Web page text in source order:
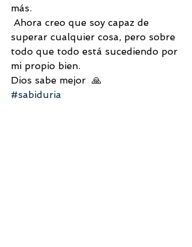
más.
superar cualquier cosa, pero sobre
todo que todo está sucediendo por
mi propio bien.
Dios sabe mejor  🙏
#sabiduria